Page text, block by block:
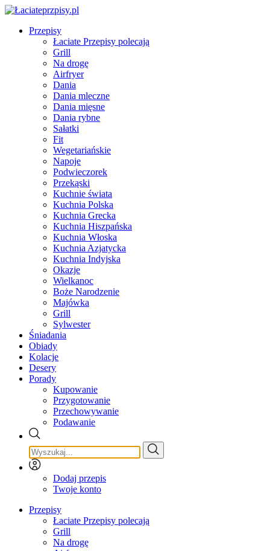
Przepisy
Łaciate Przepisy polecają
Grill
Na drogę
Airfryer
Dania
Dania mleczne
Dania mięsne
Dania rybne
Sałatki
Fit
Wegetariańskie
Napoje
Podwieczorek
Przekąski
Kuchnie świata
Kuchnia Polska
Kuchnia Grecka
Kuchnia Hiszpańska
Kuchnia Włoska
Kuchnia Azjatycka
Kuchnia Indyjska
Okazje
Wielkanoc
Boże Narodzenie
Majówka
Grill
Sylwester
Śniadania
Obiady
Kolacje
Desery
Porady
Kupowanie
Przygotowanie
Przechowywanie
Podawanie
Dodaj przepis
Twoje konto
Przepisy
Łaciate Przepisy polecają
Grill
Na drogę